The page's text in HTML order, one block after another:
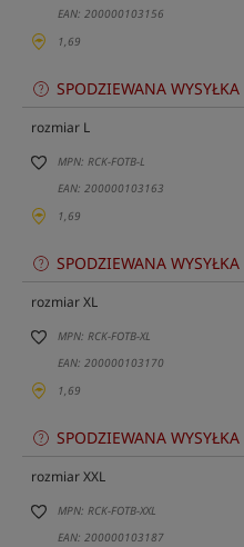
EAN: 200000103156
1,69
SPODZIEWANA WYSYŁKA
rozmiar L
MPN: RCK-FOTB-L
EAN: 200000103163
1,69
SPODZIEWANA WYSYŁKA
rozmiar XL
MPN: RCK-FOTB-XL
EAN: 200000103170
1,69
SPODZIEWANA WYSYŁKA
rozmiar XXL
MPN: RCK-FOTB-XXL
EAN: 200000103187